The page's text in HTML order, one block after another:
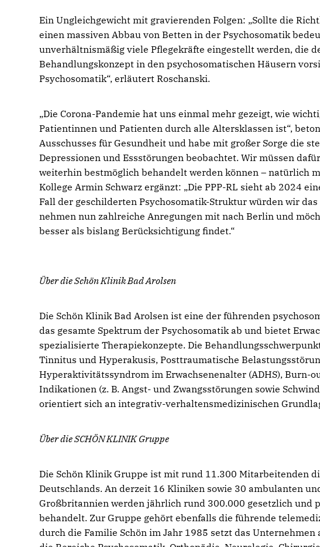
Ein Ungleichgewicht mit gravierenden Folgen: „Sollte die
einen massiven Abbau von Betten in der Psychosomatik
unverhältnismäßig viele Pflegekräfte eingestellt werden, die
Behandlungskonzept in den psychosomatischen Häusern
Psychosomatik“, erläutert Roschanski.
Die Corona-Pandemie hat uns einmal mehr gezeigt, wie
Patientinnen und Patienten durch alle Altersklassen ist“,
Ausschusses für Gesundheit und habe mit großer Sorge die
Depressionen und Essstörungen beobachtet. Wir müssen
weiterhin bestmöglich behandelt werden können – natürlich
Kollege Armin Schwarz ergänzt: „Die PPP-RL sieht ab 2024
Fall der geschilderten Psychosomatik-Struktur würden wir
nehmen nun zahlreiche Anregungen mit nach Berlin und
besser als bislang Berücksichtigung findet.“
Über die Schön Klinik Bad Arolsen
Die Schön Klinik Bad Arolsen ist eine der führenden
das gesamte Spektrum der Psychosomatik ab und bietet
spezialisierte Therapiekonzepte. Die
Tinnitus und Hyperakusis, Posttraumatische
Hyperaktivitätssyndrom im Erwachsenenalter (ADHS), Burn-
Indikationen (z. B. Angst- und Zwangsstörungen sowie
orientiert sich an integrativ-verhaltensmedizinischen
Über die SCHÖN KLINIK Gruppe
Die Schön Klinik Gruppe ist mit rund 11.300 Mitarbeitenden
Deutschlands. An derzeit 16 Kliniken sowie 30 ambulanten
Großbritannien werden jährlich rund 300.000 gesetzlich und
behandelt. Zur Gruppe gehört ebenfalls die führende
durch die Familie Schön im Jahr 1985 setzt das